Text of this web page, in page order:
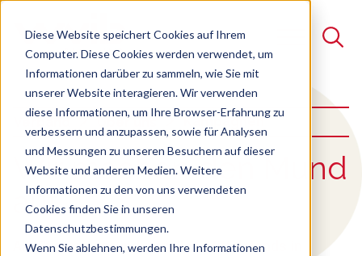
Diese Website speichert Cookies auf Ihrem
Computer. Diese Cookies werden verwendet, um
Informationen darüber zu sammeln, wie Sie mit
unserer Website interagieren. Wir verwenden
diese Informationen, um Ihre Browser-Erfahrung zu
verbessern und anzupassen, sowie für Analysen
und Messungen zu unseren Besuchern auf dieser
Website und anderen Medien. Weitere
Informationen zu den von uns verwendeten
Cookies finden Sie in unseren
Datenschutzbestimmungen.
Wenn Sie ablehnen, werden Ihre Informationen
Suche
Es gibt keine Vorschläge, da das Suchfeld leer ist.
Über uns Kampagnen
Wir machen den Mund
auf
Als Stimme des industriellen Mittelstands in